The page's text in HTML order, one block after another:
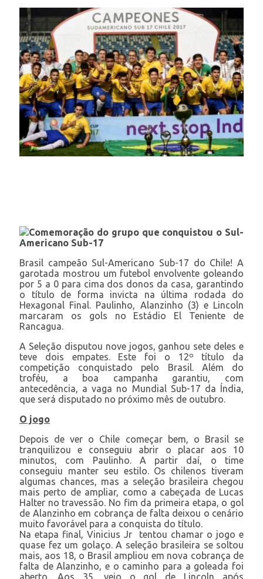
Comemoração do grupo que conquistou o Sul-
Americano Sub-17
Brasil campeão Sul-Americano Sub-17 do Chile! A
garotada mostrou um futebol envolvente goleando
por 5 a 0 para cima dos donos da casa, garantindo
o título de forma invicta na última rodada do
Hexagonal Final. Paulinho, Alanzinho (3) e Lincoln
marcaram os gols no Estádio El Teniente de
Rancagua.
A Seleção disputou nove jogos, ganhou sete deles e
teve dois empates. Este foi o 12º título da
competição conquistado pelo Brasil. Além do
troféu, a boa campanha garantiu, com
antecedência, a vaga no Mundial Sub-17 da Índia,
que será disputado no próximo mês de outubro.
O jogo
Depois de ver o Chile começar bem, o Brasil se
tranquilizou e conseguiu abrir o placar aos 10
minutos, com Paulinho. A partir daí, o time
conseguiu manter seu estilo. Os chilenos tiveram
algumas chances, mas a seleção brasileira chegou
mais perto de ampliar, como a cabeçada de Lucas
Halter no travessão. No fim da primeira etapa, o gol
de Alanzinho em cobrança de falta deixou o cenário
muito favorável para a conquista do título.
Na etapa final, Vinicius Jr tentou chamar o jogo e
quase fez um golaço. A seleção brasileira se soltou
mais, aos 18, o Brasil ampliou em nova cobrança de
falta de Alanzinho, e o caminho para a goleada foi
aberto. Aos 35, veio o gol de Lincoln após